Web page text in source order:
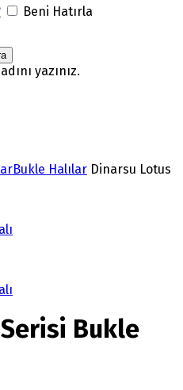
Beni Hatırla
yazınız.
Bukle Halılar Dinarsu Lotus
Bukle